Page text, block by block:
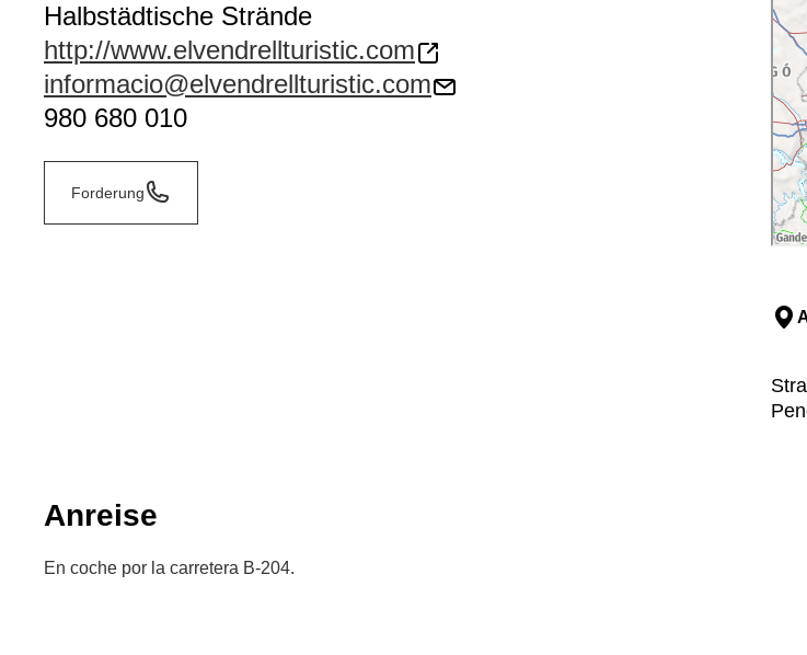
Halbstädtische Strände
http://www.elvendrellturistic.com
informacio@elvendrellturistic.com
980 680 010
Forderung
Anreise
En coche por la carretera B-204.